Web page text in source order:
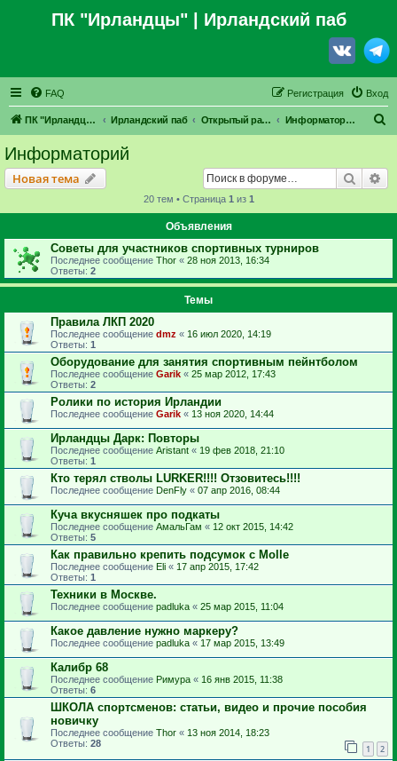
ПК "Ирландцы"| Ирландский паб
FAQ Вход
Регистрация
ПК "Ирландцы" Ирландский паб Открытый раздел Информаторий
Информаторий
Новая тема Поиск
20 тем • Страница 1 из 1
Объявления
Советы для участников спортивных турниров
Последнее сообщение Thor « 28 ноя 2013, 16:34
Ответы: 2
Темы
Правила ЛКП 2020
Последнее сообщение dmz « 16 июл 2020, 14:19
Ответы: 1
Оборудование для занятия спортивным пейнтболом
Последнее сообщение Garik « 25 мар 2012, 17:43
Ответы: 2
Ролики по история Ирландии
Последнее сообщение Garik « 13 ноя 2020, 14:44
Ирландцы Дарк: Повторы
Последнее сообщение Aristant « 19 фев 2018, 21:10
Ответы: 1
Кто терял стволы LURKER!!!! Отзовитесь!!!!
Последнее сообщение DenFly « 07 апр 2016, 08:44
Куча вкусняшек про подкаты
Последнее сообщение АмальГам « 12 окт 2015, 14:42
Ответы: 5
Как правильно крепить подсумок с Molle
Последнее сообщение Eli « 17 апр 2015, 17:42
Ответы: 1
Техники в Москве.
Последнее сообщение padluka « 25 мар 2015, 11:04
Какое давление нужно маркеру?
Последнее сообщение padluka « 17 мар 2015, 13:49
Калибр 68
Последнее сообщение Римура « 16 янв 2015, 11:38
Ответы: 6
ШКОЛА спортсменов: статьи, видео и прочие пособия
новичку
Последнее сообщение Thor « 13 ноя 2014, 18:23
Ответы: 28 1 2